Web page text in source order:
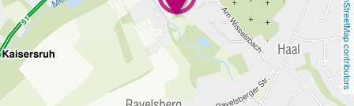
OpenStreetMap contributors